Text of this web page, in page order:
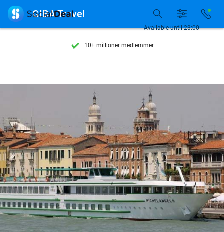
Tilgængelig 7 dage om ugen
10+ millioner medlemmer
Tilgængelig 7 dage om ugen
10+ millioner medlemmer
Available until 23:00
 GIBA Travel